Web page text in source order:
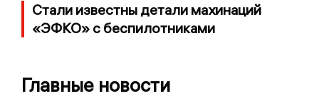
Стали известны детали махинаций
«ЭФКО» с беспилотниками
Главные новости